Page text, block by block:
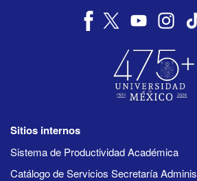
Sitios internos
Sistema de Productividad Académica
Catálogo de Servicios Secretaría